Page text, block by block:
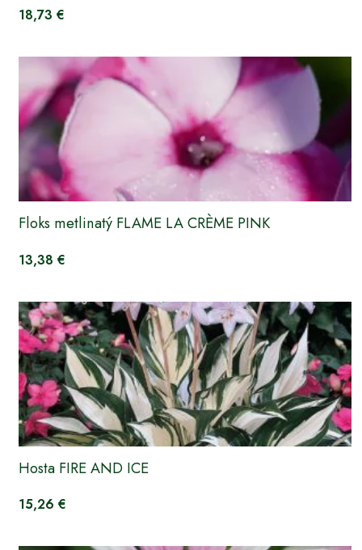
18,73 €
Floks metlinatý FLAME LA CRÈME PINK
13,38 €
Hosta FIRE AND ICE
15,26 €